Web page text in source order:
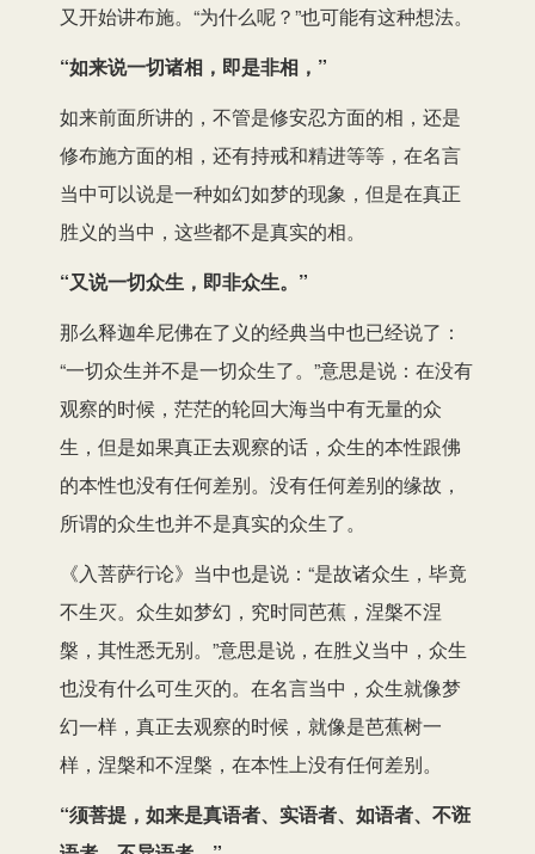
又开始讲布施。“为什么呢？”也可能有这种想法。
“如来说一切诸相，即是非相，”
如来前面所讲的，不管是修安忍方面的相，还是
修布施方面的相，还有持戒和精进等等，在名言
当中可以说是一种如幻如梦的现象，但是在真正
胜义的当中，这些都不是真实的相。
“又说一切众生，即非众生。”
那么释迦牟尼佛在了义的经典当中也已经说了：
“一切众生并不是一切众生了。”意思是说：在没有
观察的时候，茫茫的轮回大海当中有无量的众
生，但是如果真正去观察的话，众生的本性跟佛
的本性也没有任何差别。没有任何差别的缘故，
所谓的众生也并不是真实的众生了。
《入菩萨行论》当中也是说：“是故诸众生，毕竟
不生灭。众生如梦幻，究时同芭蕉，涅槃不涅
槃，其性悉无别。”意思是说，在胜义当中，众生
也没有什么可生灭的。在名言当中，众生就像梦
幻一样，真正去观察的时候，就像是芭蕉树一
样，涅槃和不涅槃，在本性上没有任何差别。
“须菩提，如来是真语者、实语者、如语者、不诳